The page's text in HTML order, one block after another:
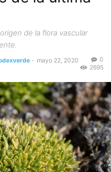
de la flora vascular
- mayo 22, 2020
0
2695